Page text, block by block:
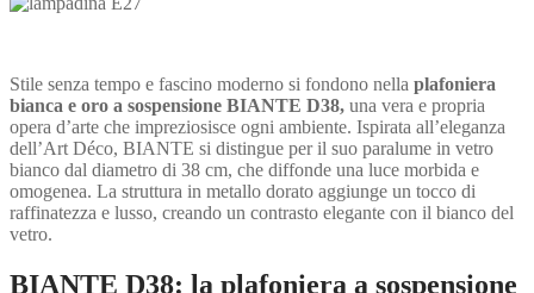
Stile senza tempo e fascino moderno si fondono nella plafoniera
bianca e oro a sospensione BIANTE D38, una vera e propria
opera d’arte che impreziosisce ogni ambiente. Ispirata all’eleganza
dell’Art Déco, BIANTE si distingue per il suo paralume in vetro
bianco dal diametro di 38 cm, che diffonde una luce morbida e
omogenea. La struttura in metallo dorato aggiunge un tocco di
raffinatezza e lusso, creando un contrasto elegante con il bianco del
vetro.
BIANTE D38: la plafoniera a sospensione